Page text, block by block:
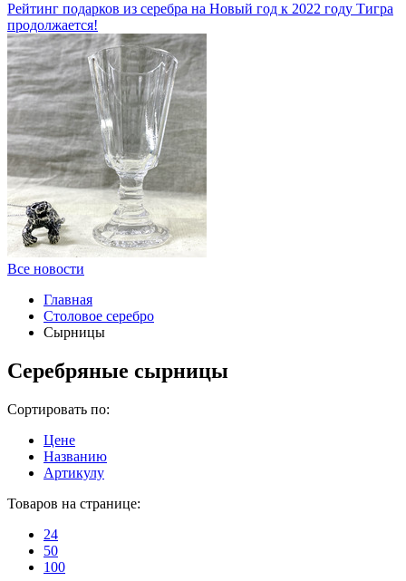
Рейтинг подарков из серебра на Новый год к 2022 году Тигра
продолжается!
Все новости
Главная
Столовое серебро
Сырницы
Серебряные сырницы
Сортировать по:
Цене
Названию
Артикулу
Товаров на странице:
24
50
100